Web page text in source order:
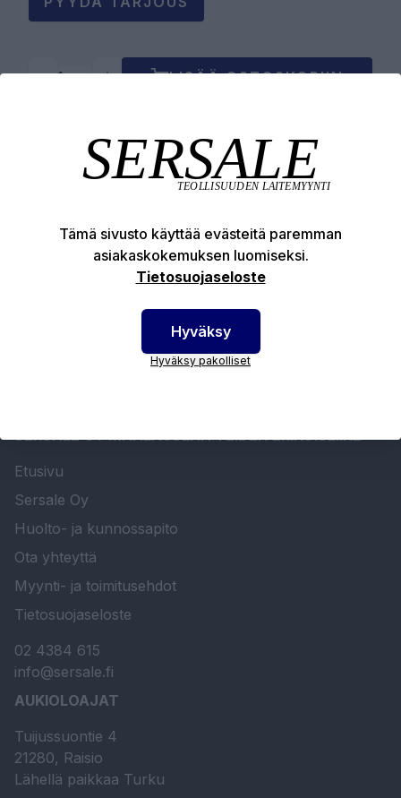
LISÄÄ OSTOSKORIIN
Tuotekuvaus
Ladattavat tiedostot
SERSALE OY MAALAUSLAITTEIDEN ERIKOISLIIKE
Etusivu
Sersale Oy
Huolto- ja kunnossapito
Ota yhteyttä
Myynti- ja toimitusehdot
Tietosuojaseloste
02 4384 615
info@sersale.fi
AUKIOLOAJAT
Tuijussuontie 4
21280, Raisio
Lähellä paikkaa Turku
Tämä sivusto käyttää evästeitä paremman
asiakaskokemuksen luomiseksi.
Tietosuojaseloste
Hyväksy
Hyväksy pakolliset